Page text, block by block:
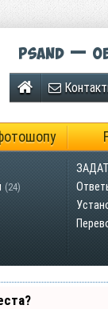
Psand —
(24)